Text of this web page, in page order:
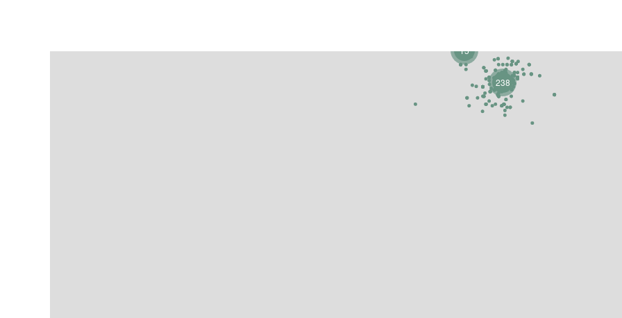
15
238